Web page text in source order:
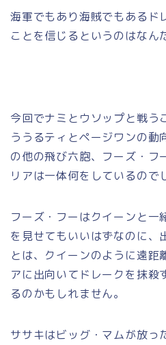
海軍でもあり海賊でもあるド
ことを信じるというのはなん
今回でナミとウソップと戦う
ううるティとページワンの動
の他の飛び六胞、フーズ・フ
リアは一体何をしているので
フーズ・フーはクイーンと一
を見せてもいいはずなのに、
とは、クイーンのように遠距
アに出向いてドレークを抹殺
るのかもしれません。
ササキはビッグ・マムが放っ